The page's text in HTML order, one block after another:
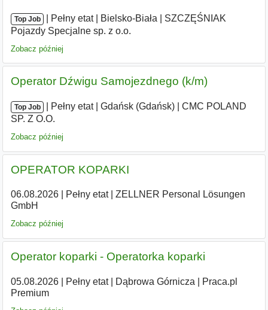
Top Job Pełny etat| Bielsko-Biała
SZCZĘŚNIAK
Pojazdy Specjalne sp. z o.o.
Zobacz później
Operator Dźwigu Samojezdnego (k/m)
Top Job Pełny etat| Gdańsk (Gdańsk)
CMC POLAND
SP. Z O.O.
Zobacz później
OPERATOR KOPARKI
06.08.2026| Pełny etat|
ZELLNER Personal Lösungen
GmbH
Zobacz później
Operator koparki - Operatorka koparki
05.08.2026| Pełny etat| Dąbrowa Górnicza
Praca.pl
Premium